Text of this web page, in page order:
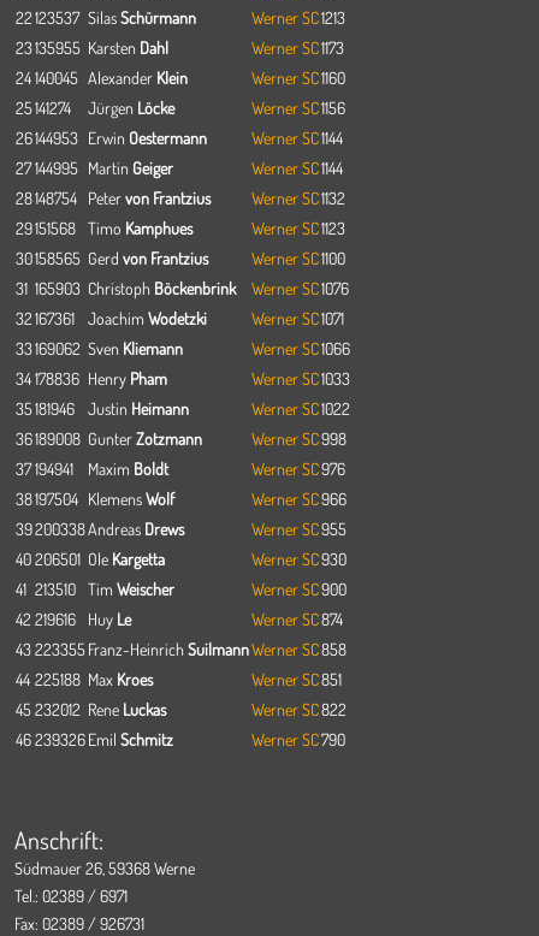
22123537 SilasSchürmann Werner SC1213
23135955 Karsten Dahl Werner SC1173
24140045 Alexander Klein Werner SC1160
25141274 Jürgen Löcke Werner SC1156
26144953 Erwin Oestermann Werner SC1144
27144995 Martin Geiger Werner SC1144
28148754 Petervon Frantzius Werner SC1132
29151568 Timo Kamphues Werner SC1123
30158565 Gerd von Frantzius Werner SC1100
31 165903 Christoph Böckenbrink Werner SC1076
32167361 Joachim Wodetzki Werner SC1071
33169062 Sven Kliemann Werner SC1066
34178836 Henry Pham Werner SC1033
35181946 Justin Heimann Werner SC1022
36189008 GunterZotzmann Werner SC998
37194941 Maxim Boldt Werner SC976
38197504 KlemensWolf Werner SC966
39200338Andreas Drews Werner SC955
40206501 Ole Kargetta Werner SC930
41 213510 Tim Weischer Werner SC900
42 219616 Huy Le Werner SC874
43223355Franz-Heinrich SuilmannWerner SC858
44 225188 Max Kroes Werner SC851
45232012 Rene Luckas Werner SC822
46239326Emil Schmitz Werner SC790
Anschrift:
Südmauer 26, 59368 Werne
Tel.: 02389 / 6971
Fax: 02389 / 926731